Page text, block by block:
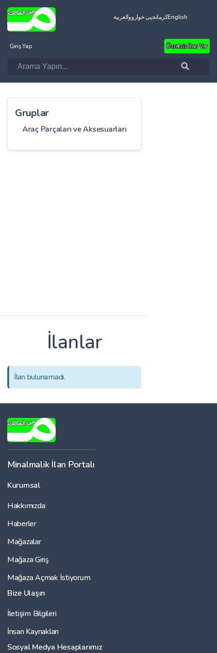
العربيةکرمانجیی خوارووEnglish
Giriş Yap Ücretsiz İlan Ver
Gruplar
Araç Parçaları ve Aksesuarları
İlanlar
İlan bulunamadı.
Minalmalik İlan Portalı
Kurumsal
Hakkımızda
Haberler
Mağazalar
Mağaza Giriş
Mağaza Açmak İstiyorum
Bize Ulaşın
İletişim Bilgileri
İnsan Kaynakları
Sosyal Medya Hesaplarımız